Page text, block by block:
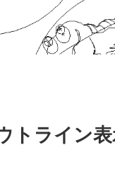
トライン